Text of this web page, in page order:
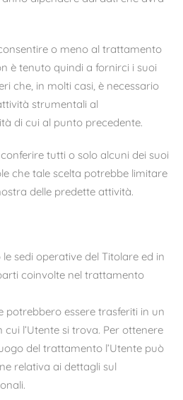
o meno al trattamento
è tenuto quindi a fornirci i suoi
che, in molti casi, è necessario
strumentali al
di cui al punto precedente.
tutti o solo alcuni dei suoi
che tale scelta potrebbe limitare
delle predette attività.
sedi operative del Titolare ed in
coinvolte nel trattamento
potrebbero essere trasferiti in un
l’Utente si trova. Per ottenere
del trattamento l’Utente può
relativa ai dettagli sul